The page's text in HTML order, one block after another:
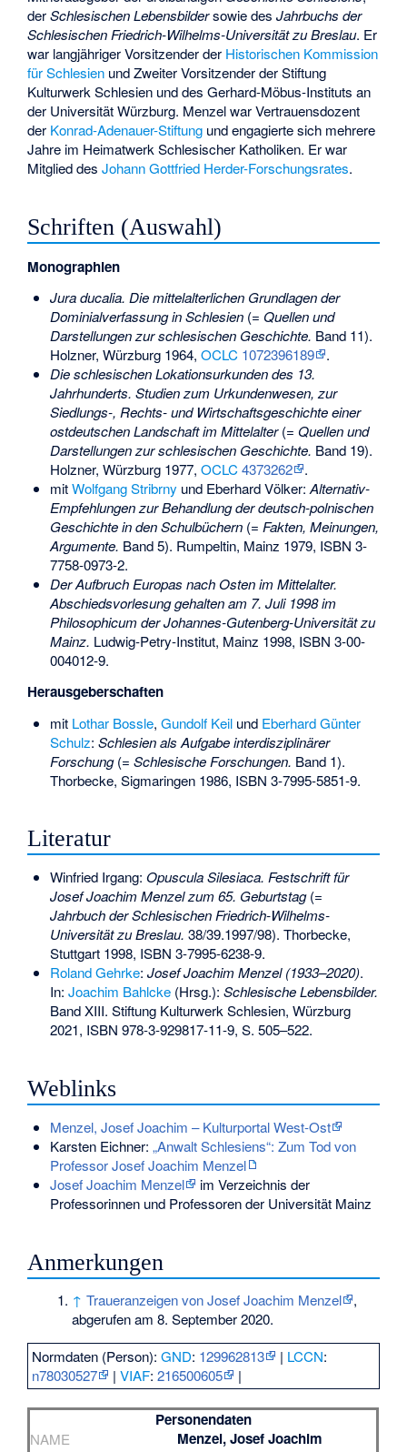
derSchlesischen Lebensbildersowie desJahrbuchs der
Schlesischen Friedrich-Wilhelms-Universität zu Breslau. Er
war langjähriger Vorsitzender der Historischen Kommission
für Schlesien und Zweiter Vorsitzender der Stiftung
Kulturwerk Schlesien und des Gerhard-Möbus-Instituts an
der Universität Würzburg. Menzel war Vertrauensdozent
der Konrad-Adenauer-Stiftung und engagierte sich mehrere
Jahre im Heimatwerk Schlesischer Katholiken. Er war
Mitglied desJohann Gottfried Herder-Forschungsrates.
Schriften (Auswahl)
Monographien
Jura ducalia. Die mittelalterlichen Grundlagen der
Dominialverfassung in Schlesien(= Quellen und
Darstellungen zur schlesischen Geschichte. Band 11).
Holzner, Würzburg 1964, OCLC 1072396189
.
Die schlesischen Lokationsurkunden des 13.
Jahrhunderts. Studien zum Urkundenwesen, zur
Siedlungs-, Rechts- und Wirtschaftsgeschichte einer
ostdeutschen Landschaft im Mittelalter(= Quellen und
Darstellungen zur schlesischen Geschichte. Band 19).
Holzner, Würzburg 1977, OCLC 4373262
.
mitWolfgang Stribrny und Eberhard Völker: Alternativ-
Empfehlungen zur Behandlung der deutsch-polnischen
Geschichte in den Schulbüchern(= Fakten, Meinungen,
Argumente. Band 5). Rumpeltin, Mainz 1979, ISBN 3-
7758-0973-2.
Der Aufbruch Europas nach Osten im Mittelalter.
Abschiedsvorlesung gehalten am 7. Juli 1998 im
Philosophicum der Johannes-Gutenberg-Universität zu
Mainz. Ludwig-Petry-Institut, Mainz 1998, ISBN 3-00-
004012-9.
Herausgeberschaften
mit Lothar Bossle, Gundolf Keilund Eberhard Günter
Schulz: Schlesien als Aufgabe interdisziplinärer
Forschung(= Schlesische Forschungen. Band 1).
Thorbecke, Sigmaringen 1986, ISBN 3-7995-5851-9.
Literatur
Winfried Irgang: Opuscula Silesiaca. Festschrift für
Josef Joachim Menzel zum 65. Geburtstag(=
Jahrbuch der Schlesischen Friedrich-Wilhelms-
Universität zu Breslau. 38/39.1997/98). Thorbecke,
Stuttgart 1998, ISBN 3-7995-6238-9.
Roland Gehrke: Josef Joachim Menzel (1933–2020).
In: Joachim Bahlcke(Hrsg.): Schlesische Lebensbilder.
Band XIII. Stiftung Kulturwerk Schlesien, Würzburg
2021, ISBN 978-3-929817-11-9, S. 505–522.
Weblinks
Menzel, Josef Joachim – Kulturportal West-Ost
Karsten Eichner: „Anwalt Schlesiens“: Zum Tod von
Professor Josef Joachim Menzel
Josef Joachim Menzel
im Verzeichnis der
Professorinnen und Professoren der Universität Mainz
Anmerkungen
↑ Traueranzeigen von Josef Joachim Menzel
,
abgerufen am 8. September 2020.
Normdaten (Person):GND: 129962813 | LCCN:
n78030527
|VIAF:216500605 |
Personendaten
NAME Menzel, Josef Joachim